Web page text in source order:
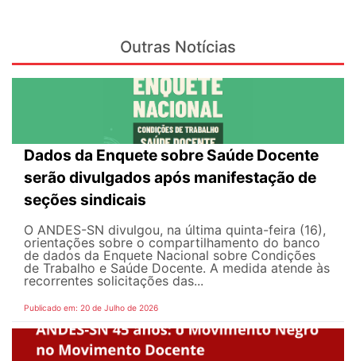
Outras Notícias
Dados da Enquete sobre Saúde Docente
serão divulgados após manifestação de
seções sindicais
O ANDES-SN divulgou, na última quinta-feira (16),
orientações sobre o compartilhamento do banco
de dados da Enquete Nacional sobre Condições
de Trabalho e Saúde Docente. A medida atende às
recorrentes solicitações das...
Publicado em: 20 de Julho de 2026